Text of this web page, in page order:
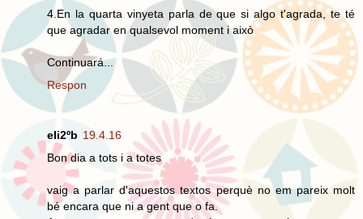
4.En la quarta vinyeta parla de que si algo t'agrada, te té
que agradar en qualsevol moment i això
Continuará...
Respon
eli2ºb 19.4.16
Bon dia a tots i a totes
vaig a parlar d'aquestos textos perquè no em pareix molt
bé encara que ni a gent que o fa.